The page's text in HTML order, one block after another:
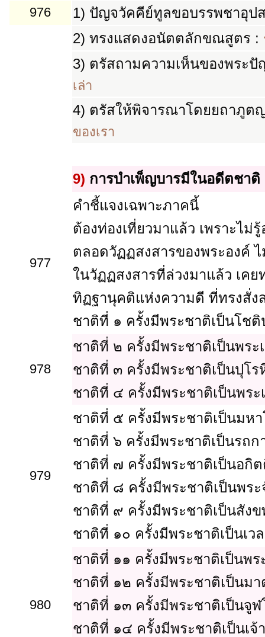
976 1) ปัญจวัคคีย์ทูลขอบรรพชาอุ
2) ทรงแสดงอนัตตลักขณสูตร :
3) ตรัสถามความเห็นของพระ
เล่า
4) ตรัสให้พิจารณาโดยยถาภูต
ของเรา
9) การบำเพ็ญบารมีในอดีตชาติ
977
คำชี้แจงเฉพาะภาคนี้
ต้องท่องเที่ยวมาแล้ว เพราะไม่
ตลอดวัฏฏสงสารของพระองค์
ในวัฏฏสงสารที่ล่วงมาแล้ว เค
ทิฏฐานุคติแห่งความดี ที่ทรงสั่ง
ชาติที่ ๑ ครั้งมีพระชาติเป็นโช
978
ชาติที่ ๒ ครั้งมีพระชาติเป็นพระ
ชาติที่ ๓ ครั้งมีพระชาติเป็นปุโ
ชาติที่ ๔ ครั้งมีพระชาติเป็นพระ
979
ชาติที่ ๕ ครั้งมีพระชาติเป็นมห
ชาติที่ ๖ ครั้งมีพระชาติเป็นรถก
ชาติที่ ๗ ครั้งมีพระชาติเป็นอกิ
ชาติที่ ๘ ครั้งมีพระชาติเป็นพร
ชาติที่ ๙ ครั้งมีพระชาติเป็นสัง
ชาติที่ ๑๐ ครั้งมีพระชาติเป็นเ
980
ชาติที่ ๑๑ ครั้งมีพระชาติเป็นพ
ชาติที่ ๑๒ ครั้งมีพระชาติเป็นม
ชาติที่ ๑๓ ครั้งมีพระชาติเป็นจู
ชาติที่ ๑๔ ครั้งมีพระชาติเป็นเ